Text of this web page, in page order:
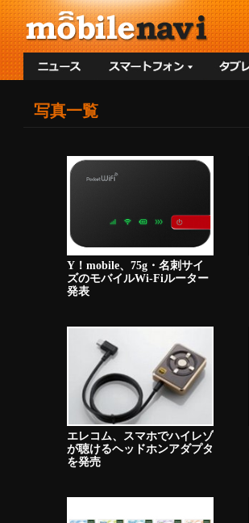
写真一覧
Y！mobile、75g・名刺サイ
ズのモバイルWi-Fiルーター
発表
エレコム、スマホでハイレゾ
が聴けるヘッドホンアダプタ
を発売